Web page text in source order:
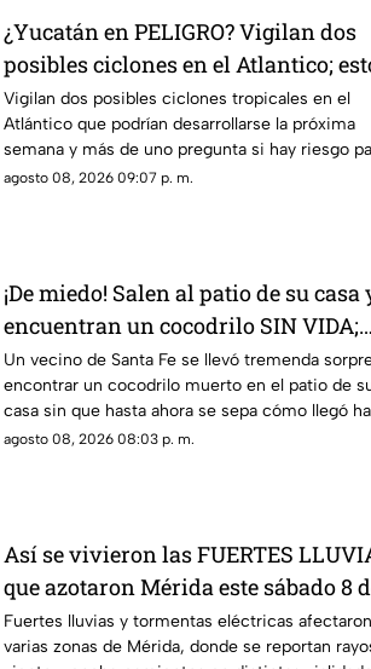
¿Yucatán en PELIGRO? Vigilan dos
posibles ciclones en el Atlantico;
sabe
Vigilan dos posibles ciclones tropicales en el
Atlántico que podrían desarrollarse la próxima
semana y más de uno pregunta si hay riesgo
Yucatán.
agosto 08, 2026 09:07 p. m.
¡De miedo! Salen al patio de su casa
encuentran un cocodrilo SIN VIDA;
pasó en Santa Fe
Un vecino de Santa Fe se llevó tremenda
encontrar un cocodrilo muerto en el patio de
casa sin que hasta ahora se sepa cómo llegó
ahí.
agosto 08, 2026 08:03 p. m.
Así se vivieron las FUERTES
que azotaron Mérida este sábado 8
agosto
Fuertes lluvias y tormentas eléctricas afectaron
varias zonas de Mérida, donde se reportan